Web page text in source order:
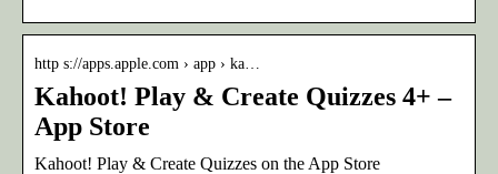
http s://apps.apple.com › app › ka…
Kahoot! Play & Create Quizzes 4+ –
App Store
‎Kahoot! Play & Create Quizzes on the App Store